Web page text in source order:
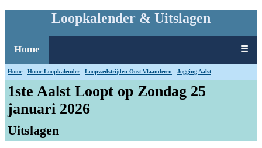
Loopkalender & Uitslagen
Home ☰
Home - Home Loopkalender- Loopwedstrijden Oost-Vlaanderen - Jogging Aalst
1ste Aalst Loopt op Zondag 25
januari 2026
Uitslagen